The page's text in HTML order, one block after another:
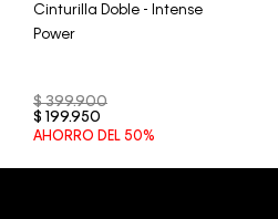
Cinturilla Doble - Intense
Power
$ 399.900
$
199.950
AHORRO DEL 50%